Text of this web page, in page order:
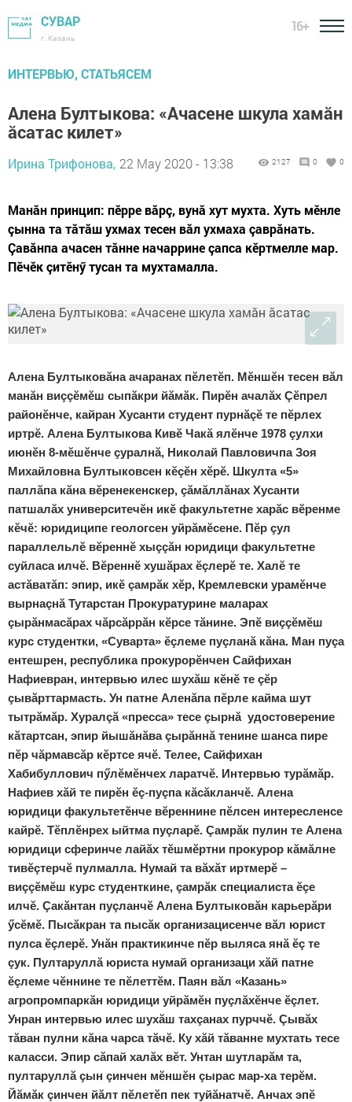
СУВАР
г. Казань
16+
ИНТЕРВЬЮ, СТАТЬЯСЕМ
Алена Бултыкова: «Ачасене шкула хамăн
ăсатас килет»
Ирина Трифонова, 22 May 2020 - 13:38 2127 0 0
Манăн принцип: пӗрре вăрç, вунă хут мухта. Хуть мӗнле
çынна та тăтăш ухмах тесен вăл ухмаха çаврăнать.
Çавăнпа ачасен тăнне начаррине çапса кӗртмелле мар.
Пӗчӗк çитӗнӳ тусан та мухтамалла.
Алена Бултыковăна ачаранах пӗлетӗп. Мӗншӗн тесен вăл
манăн виççӗмӗш сыпăкри йăмăк. Пирӗн ачалăх Çӗпрел
районӗнче, кайран Хусанти студент пурнăçӗ те пӗрлех
иртрӗ. Алена Бултыкова Кивӗ Чакă ялӗнче 1978 çулхи
июнӗн 8-мӗшӗнче çуралнă, Николай Павловичпа Зоя
Михайловна Бултыковсен кӗçӗн хӗрӗ. Шкулта «5»
паллăпа кăна вӗренекенскер, çăмăллăнах Хусанти
патшалăх университечӗн икӗ факультетне харăс вӗренме
кӗчӗ: юридиципе геологсен уйрăмӗсене. Пӗр çул
параллельлӗ вӗреннӗ хыççăн юридици факультетне
суйласа илчӗ. Вӗреннӗ хушăрах ӗçлерӗ те. Халӗ те
астăватăп: эпир, икӗ çамрăк хӗр, Кремлевски урамӗнче
вырнаçнă Тутарстан Прокуратурине маларах
çырăнмасăрах чăрсăррăн кӗрсе тăнине. Эпӗ виççӗмӗш
курс студентки, «Суварта» ӗçлеме пуçланă кăна. Ман пуçа
ентешрен, республика прокурорӗнчен Сайфихан
Нафиевран, интервью илес шухăш кӗнӗ те çӗр
çывăрттармасть. Ун патне Аленăпа пӗрле кайма шут
тытрăмăр. Хуралçă «пресса» тесе çырнă удостоверение
кăтартсан, эпир йышăнăва çырăннă тенине шанса пире
пӗр чăрмавсăр кӗртсе ячӗ. Телее, Сайфихан
Хабибуллович пӳлӗмӗнчех ларатчӗ. Интервью турăмăр.
Нафиев хăй те пирӗн ӗç-пуçпа кăсăкланчӗ. Алена
юридици факультетӗнче вӗреннине пӗлсен интересленсе
кайрӗ. Тӗплӗнрех ыйтма пуçларӗ. Çамрăк пулин те Алена
юридици сферинче лайăх тӗшмӗртни прокурор кăмăлне
тивӗçтерчӗ пулмалла. Нумай та вăхăт иртмерӗ –
виççӗмӗш курс студенткине, çамрăк специалиста ӗçе
илчӗ. Çакăнтан пуçланчӗ Алена Бултыковăн карьерăри
ӳсӗмӗ. Пысăкран та пысăк организацисенче вăл юрист
пулса ӗçлерӗ. Унăн практикинче пӗр выляса янă ӗç те
çук. Пултаруллă юриста нумай организаци хăй патне
ӗçлеме чӗннине те пӗлеттӗм. Паян вăл «Казань»
агропромпаркăн юридици уйрăмӗн пуçлăхӗнче ӗçлет.
Унран интервью илес шухăш тахçанах пурччӗ. Çывăх
тăван пулни кăна чарса тăчӗ. Ку хăй тăванне мухтать тесе
каласси. Эпир сăпай халăх вӗт. Унтан шутларăм та,
пултаруллă çын çинчен мӗншӗн çырас мар-ха терӗм.
Йăмăк çинчен йăлт пӗлетӗп пек туйăнатчӗ. Анчах эпӗ